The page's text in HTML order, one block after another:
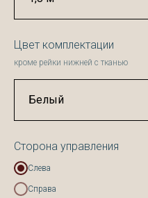
Цвет комплектации
кроме рейки нижней с тканью
Сторона управления
Слева
Справа